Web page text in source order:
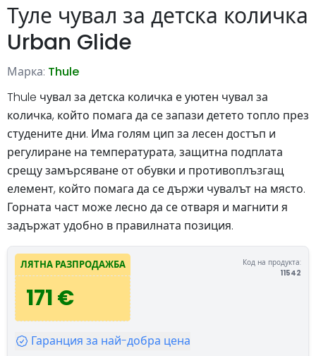
Туле чувал за детска количка
Urban Glide
Марка: Thule
Thule чувал за детска количка е уютен чувал за
количка, който помага да се запази детето топло през
студените дни. Има голям цип за лесен достъп и
регулиране на температурата, защитна подплата
срещу замърсяване от обувки и противоплъзгащ
елемент, който помага да се държи чувалът на място.
Горната част може лесно да се отваря и магнити я
задържат удобно в правилната позиция.
ЛЯТНА РАЗПРОДАЖБА
171 €
Код на продукта:
11542
Гаранция за най-добра цена